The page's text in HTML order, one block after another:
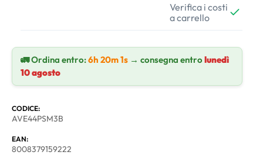
Verifica i costi
a carrello
🚛 Ordina entro:6h 20m 0s → consegna entrolunedì
10 agosto
CODICE:
AVE44PSM3B
EAN:
8008379159222